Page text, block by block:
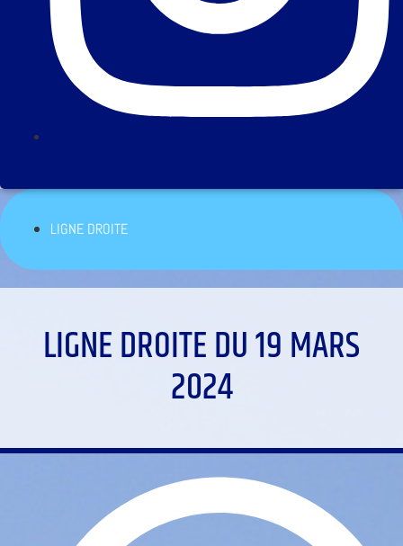
LIGNE DROITE
LIGNE DROITE DU 19 MARS
2024